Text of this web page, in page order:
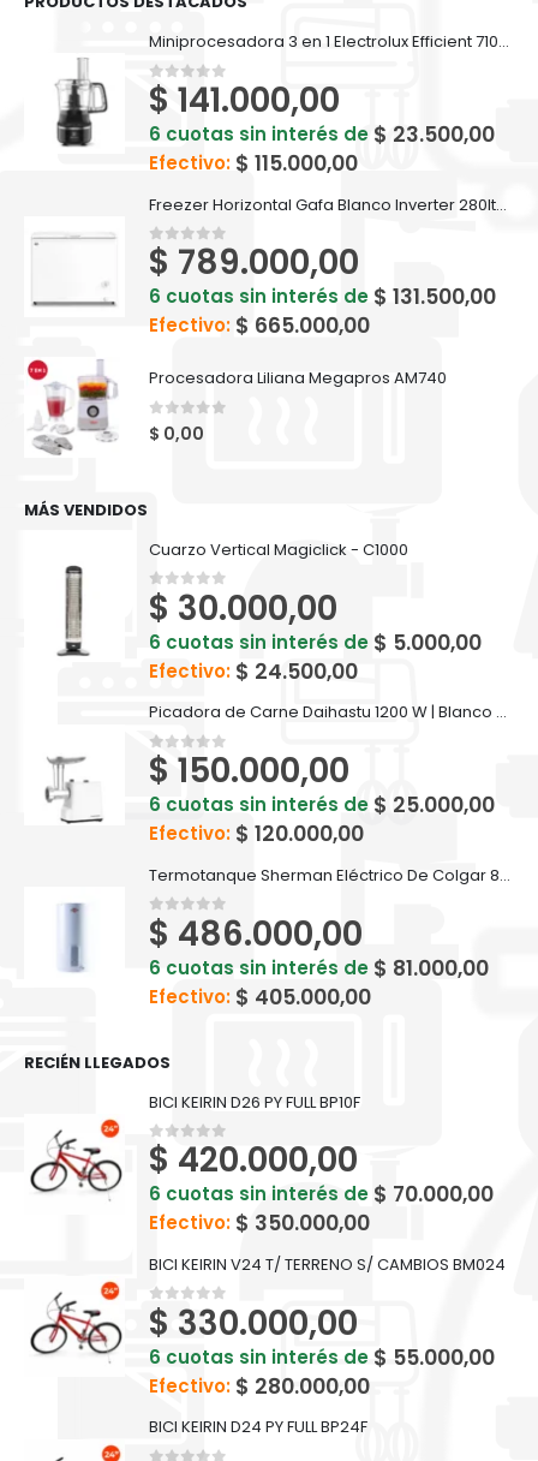
Miniprocesadora 3 en 1 Electrolux Efficient 710ml EFP500
0out of 5
$ 141.000,00
6 cuotas sin interés de $ 23.500,00
Efectivo: $ 115.000,00
Freezer Horizontal Gafa Blanco Inverter 280lts FGHI300B-L
0out of 5
$ 789.000,00
6 cuotas sin interés de $ 131.500,00
Efectivo: $ 665.000,00
Procesadora Liliana Megapros AM740
0 out of 5
$ 0,00
MÁS VENDIDOS
Cuarzo Vertical Magiclick - C1000
0out of 5
$ 30.000,00
6 cuotas sin interés de $ 5.000,00
Efectivo: $ 24.500,00
Picadora de Carne Daihastu 1200 W | Blanco - D-PI1200
0out of 5
$ 150.000,00
6 cuotas sin interés de $ 25.000,00
Efectivo: $ 120.000,00
Termotanque Sherman Eléctrico De Colgar 85 Litros - TECC085ESHK2
0out of 5
$ 486.000,00
6 cuotas sin interés de $ 81.000,00
Efectivo: $ 405.000,00
RECIÉN LLEGADOS
BICI KEIRIN D26 PY FULL BP10F
0out of 5
$ 420.000,00
6 cuotas sin interés de $ 70.000,00
Efectivo: $ 350.000,00
BICI KEIRIN V24 T/ TERRENO S/ CAMBIOS BM024
0out of 5
$ 330.000,00
6 cuotas sin interés de $ 55.000,00
Efectivo: $ 280.000,00
BICI KEIRIN D24 PY FULL BP24F